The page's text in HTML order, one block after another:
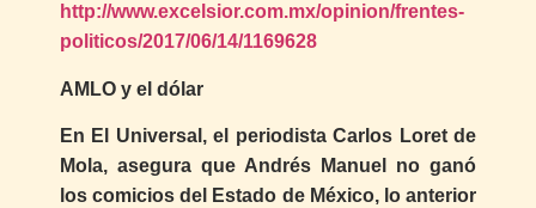
http://www.excelsior.com.mx/opinion/frentes-
politicos/2017/06/14/1169628
AMLO y el dólar
En El Universal, el periodista Carlos Loret de
Mola, asegura que Andrés Manuel no ganó
los comicios del Estado de México, lo anterior